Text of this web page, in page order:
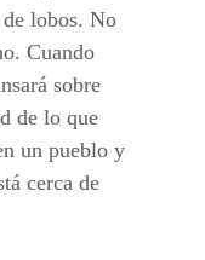
lobos. No
Cuando
sobre
de lo que
un pueblo y
cerca de